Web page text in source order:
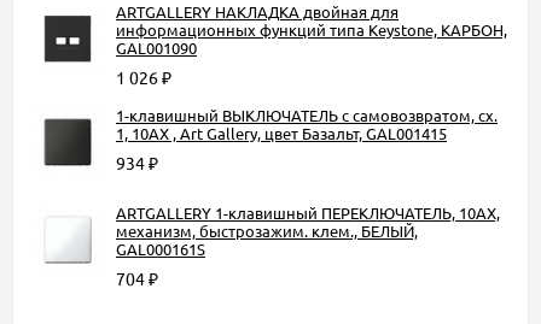
ARTGALLERY НАКЛАДКА двойная для
информационных функций типа Keystone, КАРБОН,
GAL001090
1 026₽
1-клавишный ВЫКЛЮЧАТЕЛЬ с самовозвратом, сх.
1, 10АХ , Art Gallery, цвет Базальт, GAL001415
934₽
ARTGALLERY 1-клавишный ПЕРЕКЛЮЧАТЕЛЬ, 10АХ,
механизм, быстрозажим. клем., БЕЛЫЙ,
GAL000161S
704₽